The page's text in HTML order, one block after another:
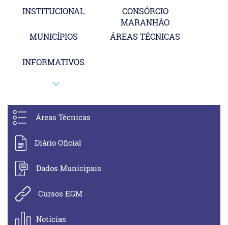
INSTITUCIONAL
CONSÓRCIO
MARANHÃO
MUNICÍPIOS
ÁREAS TÉCNICAS
INFORMATIVOS
Áreas Técnicas
Diário Oficial
Dados Municipais
Cursos EGM
Notícias